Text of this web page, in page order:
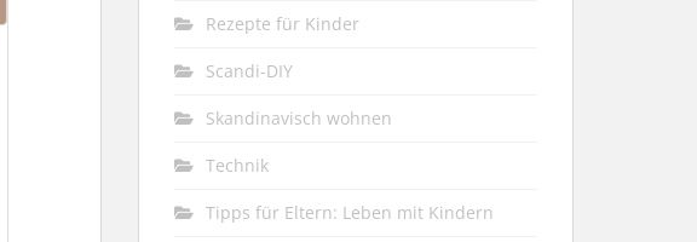
Rezepte für Kinder
Scandi-DIY
Skandinavisch wohnen
Technik
Tipps für Eltern: Leben mit Kindern